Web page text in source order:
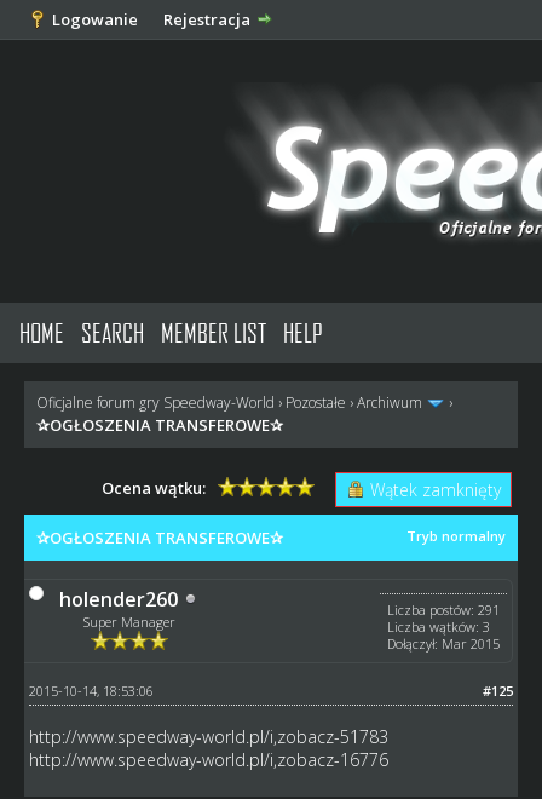
Logowanie Rejestracja
HOME SEARCH MEMBER LIST HELP
Oficjalne forum gry Speedway-World › Pozostałe ›Archiwum ›
✰OGŁOSZENIA TRANSFEROWE✰
Wątek zamknięty
Ocena wątku:
Tryb normalny
✰OGŁOSZENIA TRANSFEROWE✰
holender260
Super Manager
Liczba postów: 291
Liczba wątków: 3
Dołączył: Mar 2015
#125
2015-10-14, 18:53:06
http://www.speedway-world.pl/i,zobacz-51783
http://www.speedway-world.pl/i,zobacz-16776